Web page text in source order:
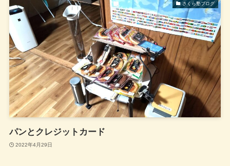
さくら塾ブログ
パンとクレジットカード
2022年4月29日